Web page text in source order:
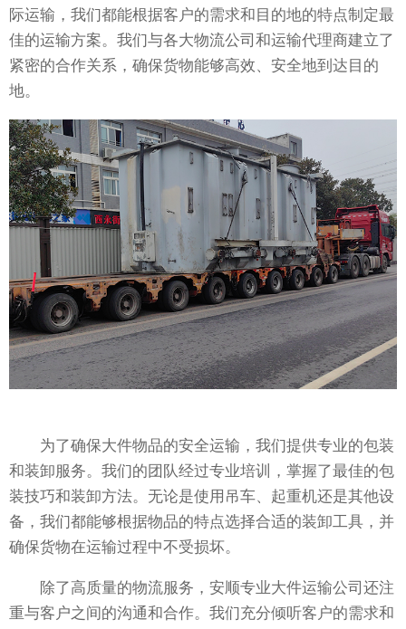
际运输，我们都能根据客户的需求和目的地的特点制定最
佳的运输方案。我们与各大物流公司和运输代理商建立了
紧密的合作关系，确保货物能够高效、安全地到达目的
地。
为了确保大件物品的安全运输，我们提供专业的包装
和装卸服务。我们的团队经过专业培训，掌握了最佳的包
装技巧和装卸方法。无论是使用吊车、起重机还是其他设
备，我们都能够根据物品的特点选择合适的装卸工具，并
确保货物在运输过程中不受损坏。
除了高质量的物流服务，安顺专业大件运输公司还注
重与客户之间的沟通和合作。我们充分倾听客户的需求和